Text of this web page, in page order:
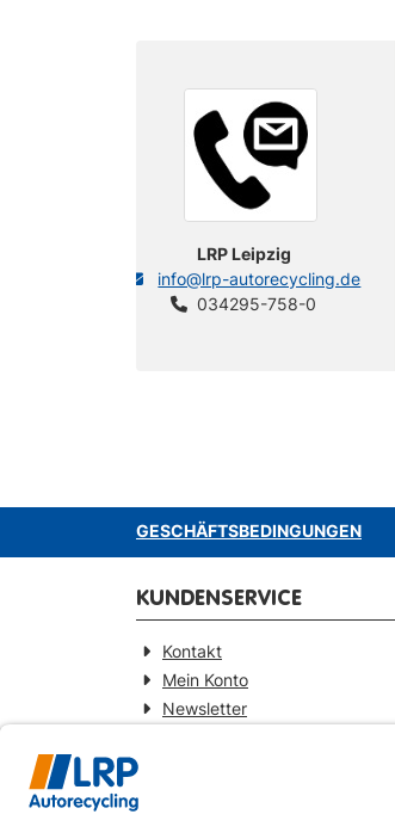
LRP Leipzig
info@lrp-autorecycling.de
034295-758-0
GESCHÄFTSBEDINGUNGEN
KUNDENSERVICE
Kontakt
Mein Konto
Newsletter